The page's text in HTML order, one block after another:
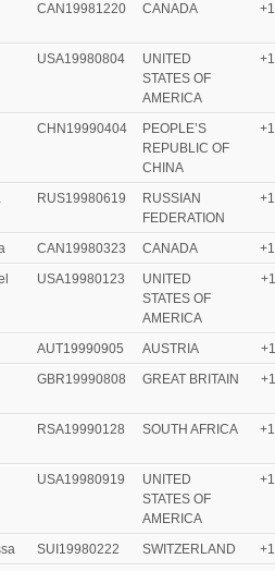
CAN19981220 CANADA
USA19980804
UNITED
STATES OF
AMERICA
CHN19990404
PEOPLE’S
REPUBLIC OF
CHINA
RUS19980619
RUSSIAN
FEDERATION
CAN19980323 CANADA
USA19980123
UNITED
STATES OF
AMERICA
AUT19990905 AUSTRIA
GBR19990808 GREAT BRITAIN
RSA19990128 SOUTH AFRICA
USA19980919
UNITED
STATES OF
AMERICA
SUI19980222 SWITZERLAND